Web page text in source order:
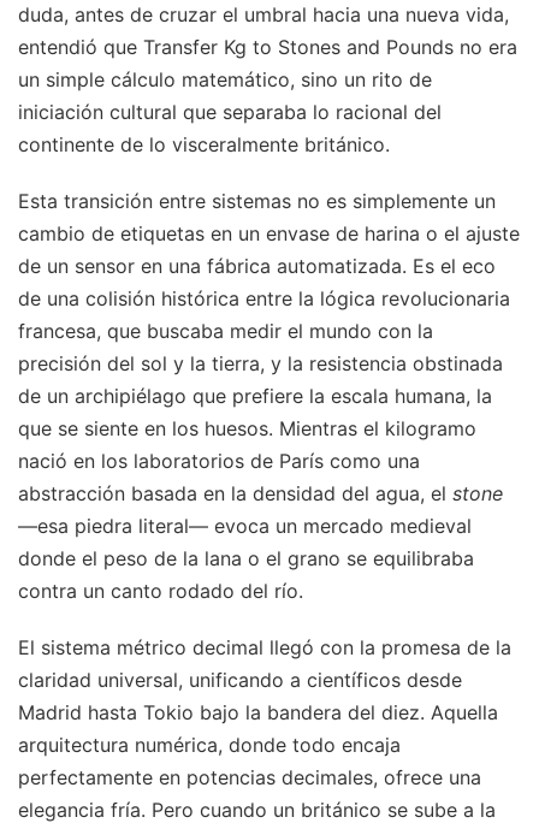
duda, antes de cruzar el umbral hacia una nueva vida,
entendió que Transfer Kg to Stones and Pounds no era
un simple cálculo matemático, sino un rito de
iniciación cultural que separaba lo racional del
continente de lo visceralmente británico.
Esta transición entre sistemas no es simplemente un
cambio de etiquetas en un envase de harina o el ajuste
de un sensor en una fábrica automatizada. Es el eco
de una colisión histórica entre la lógica revolucionaria
francesa, que buscaba medir el mundo con la
precisión del sol y la tierra, y la resistencia obstinada
de un archipiélago que prefiere la escala humana, la
que se siente en los huesos. Mientras el kilogramo
nació en los laboratorios de París como una
abstracción basada en la densidad del agua, el stone
—esa piedra literal— evoca un mercado medieval
donde el peso de la lana o el grano se equilibraba
contra un canto rodado del río.
El sistema métrico decimal llegó con la promesa de la
claridad universal, unificando a científicos desde
Madrid hasta Tokio bajo la bandera del diez. Aquella
arquitectura numérica, donde todo encaja
perfectamente en potencias decimales, ofrece una
elegancia fría. Pero cuando un británico se sube a la